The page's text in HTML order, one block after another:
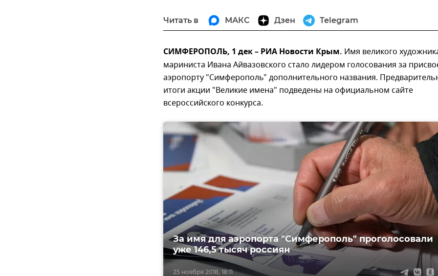
Читать в МАКС Дзен Telegram
СИМФЕРОПОЛЬ, 1 дек – РИА Новости Крым. Имя великого
мариниста Ивана Айвазовского стало лидером голосования за
аэропорту "Симферополь" дополнительного названия.
итоги акции "Великие имена" подведены на официальном сайте
всероссийского конкурса.
25 ноября 2018, 18:11
За имя для аэропорта "Симферополь" проголосовали
уже 146,5 тысяч россиян